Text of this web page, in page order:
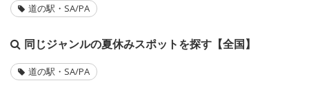
道の駅・SA/PA
同じジャンルの夏休みスポットを探す【全国】
道の駅・SA/PA